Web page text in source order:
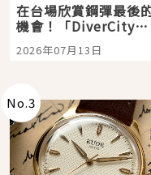
在台場欣賞鋼彈最後
機會！「DiverCity
Tokyo Plaza」搭船、
購物、美食及夜景，一
2026年07月13日
No.3